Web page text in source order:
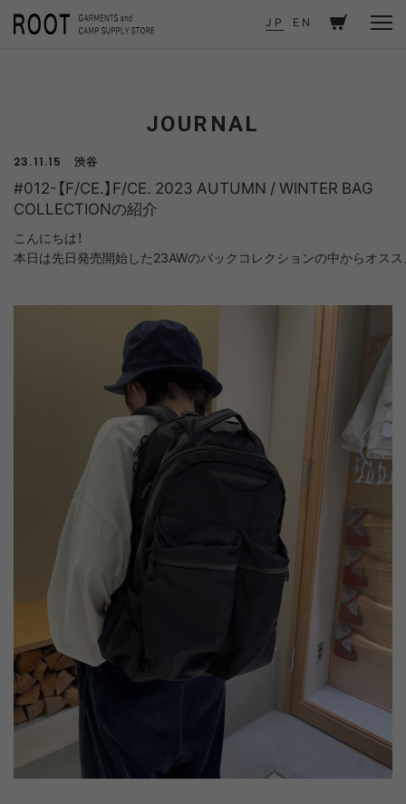
JP EN
TOP
JOURNAL
#012-【F/CE.】F/CE. 2023 AUTUMN / WINTER BAG COLLECTIONの紹介
JOURNAL
23.11.15 渋谷
#012-【F/CE.】F/CE. 2023 AUTUMN / WINTER BAG
COLLECTIONの紹介
こんにちは！
本日は先日発売開始した23AWのバックコレクションの中からオス